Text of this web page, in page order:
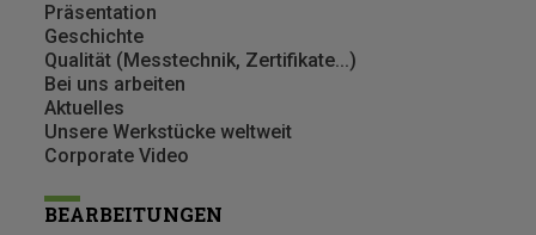
Präsentation
Geschichte
Qualität (Messtechnik, Zertifikate...)
Bei uns arbeiten
Aktuelles
Unsere Werkstücke weltweit
Corporate Video
BEARBEITUNGEN